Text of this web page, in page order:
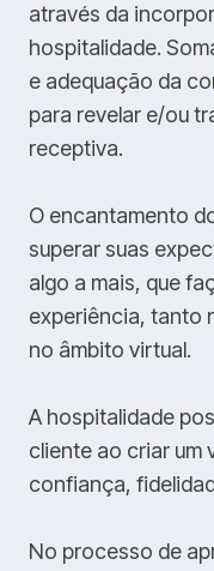
através da
hospitalidade.
e adequação da
para revelar e/ou
receptiva.
O encantamento
superar suas
algo a mais, que
experiência, tanto
no âmbito virtual.
A hospitalidade
cliente ao criar um
confiança,
No processo de